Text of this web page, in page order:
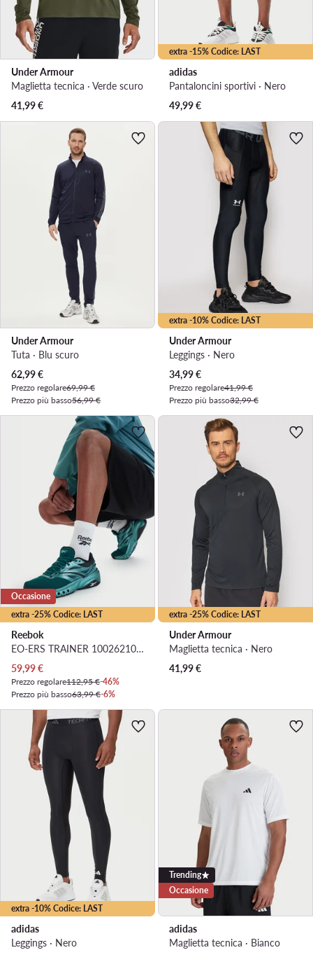
Under Armour
Maglietta tecnica · Verde scuro
41,99€
extra -15% Codice: LAST
adidas
Pantaloncini sportivi · Nero
49,99€
Under Armour
Tuta · Blu scuro
Prezzo attuale
62,99€
Prezzo regolare69,99 €
Prezzo più basso56,99 €
extra -10% Codice: LAST
Under Armour
Leggings · Nero
Prezzo attuale
34,99€
Prezzo regolare41,99 €
Prezzo più basso32,99 €
extra -25% Codice: LAST
Occasione
Reebok
EO-ERS TRAINER 100262101 · Scarpe da palestra
Prezzo attuale
59,99€
Prezzo regolare112,95 €-46%
Prezzo più basso63,99 €-6%
extra -25% Codice: LAST
Under Armour
Maglietta tecnica · Nero
41,99€
extra -10% Codice: LAST
adidas
Leggings · Nero
Trending
Occasione
adidas
Maglietta tecnica · Bianco